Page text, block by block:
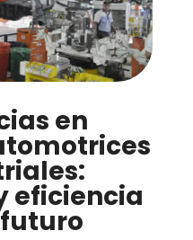
en
eficiencia